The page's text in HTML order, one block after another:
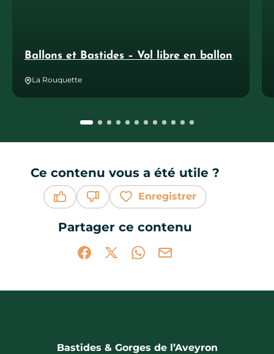
Ballons et Bastides – Vol libre en ballon
La Rouquette
Ce contenu vous a été utile ?
Enregistrer
Partager ce contenu
Partager sur Facebook (nouvelle
Partager sur X / Twitter (nouvelle
Partager sur WhatsApp
Partager par mail
Bastides & Gorges de l’Aveyron